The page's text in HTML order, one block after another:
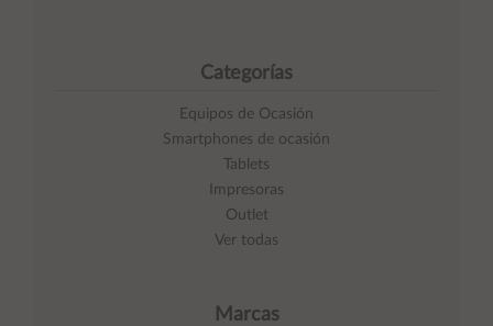
Categorías
Equipos de Ocasión
Smartphones de ocasión
Tablets
Impresoras
Outlet
Ver todas
Marcas